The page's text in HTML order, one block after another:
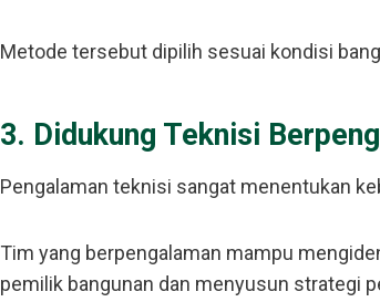
Metode tersebut dipilih sesuai kondisi
3. Didukung Teknisi
Pengalaman teknisi sangat menentukan
Tim yang berpengalaman mampu
pemilik bangunan dan menyusun strategi